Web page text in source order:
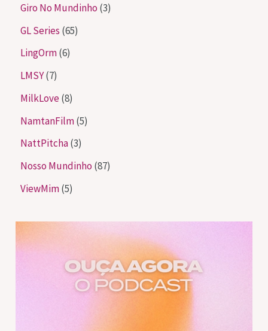
Giro No Mundinho (3)
GL Series (65)
LingOrm(6)
LMSY(7)
MilkLove(8)
NamtanFilm(5)
NattPitcha(3)
Nosso Mundinho (87)
ViewMim(5)